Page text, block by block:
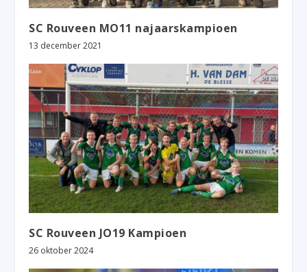
SC Rouveen MO11 najaarskampioen
13 december 2021
SC Rouveen JO19 Kampioen
26 oktober 2024